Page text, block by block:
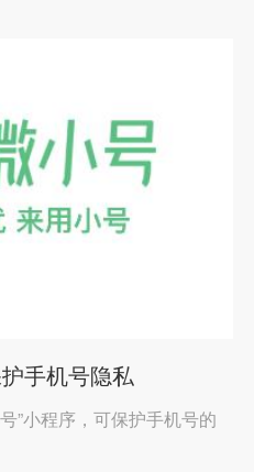
手机号隐私
”小程序，可保护手机号的